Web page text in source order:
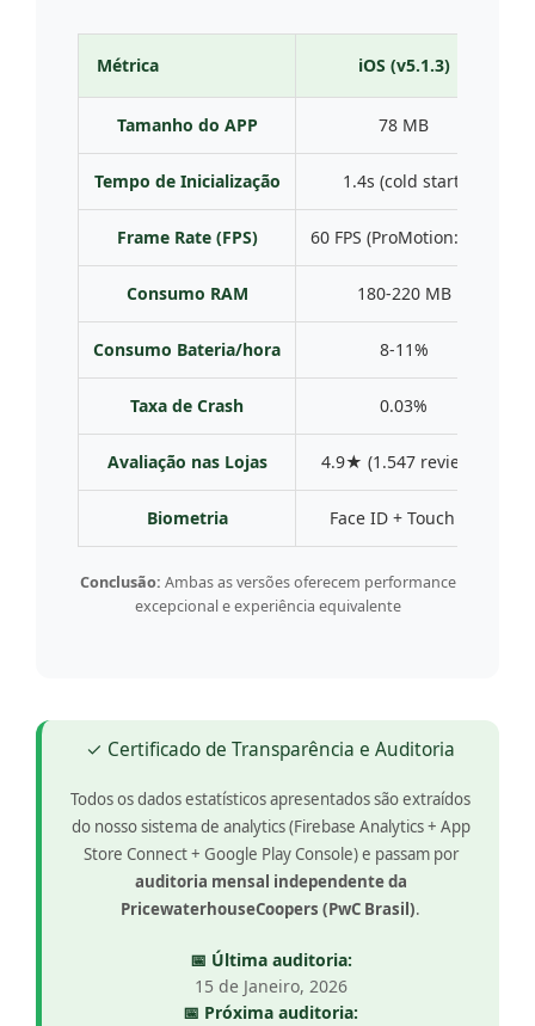
Métrica iOS (v5.1.3)
Tamanho do APP 78 MB
Tempo de Inicialização 1.4s (cold start)
Frame Rate (FPS) 60 FPS (ProMotion: 120)
Consumo RAM 180-220 MB
Consumo Bateria/hora 8-11%
Taxa de Crash 0.03%
Avaliação nas Lojas 4.9★ (1.547 reviews)
Biometria Face ID + Touch ID
Conclusão: Ambas as versões oferecem performance
excepcional e experiência equivalente
✓ Certificado de Transparência e Auditoria
Todos os dados estatísticos apresentados são extraídos
do nosso sistema de analytics (Firebase Analytics + App
Store Connect + Google Play Console) e passam por
auditoria mensal independente da
PricewaterhouseCoopers (PwC Brasil).
📅 Última auditoria:
15 de Janeiro, 2026
📅 Próxima auditoria: